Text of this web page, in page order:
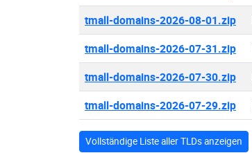
tmall-domains-2026-08-01.zip
tmall-domains-2026-07-31.zip
tmall-domains-2026-07-30.zip
tmall-domains-2026-07-29.zip
Vollständige Liste aller TLDs anzeigen